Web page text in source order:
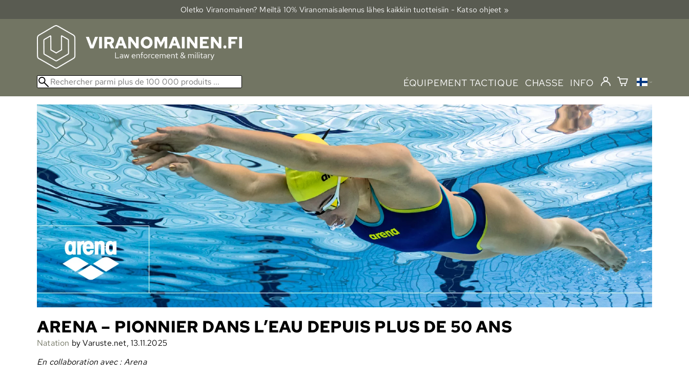
Oletko Viranomainen? Meiltä 10% Viranomais­alennus lähes kaikkiin tuotteisiin - Katso ohjeet »
ÉQUIPEMENT TACTIQUE CHASSE INFO
ARENA – PIONNIER DANS L’EAU DEPUIS PLUS DE 50 ANS
Natation by Varuste.net, 13.11.2025
En collaboration avec : Arena